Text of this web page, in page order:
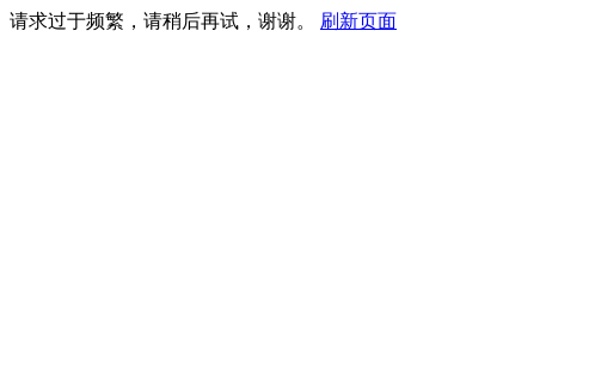
请求过于频繁，请稍后再试，谢谢。 刷新页面